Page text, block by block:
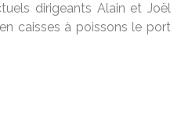
dirigeants Alain et Joël
caisses à poissons le port